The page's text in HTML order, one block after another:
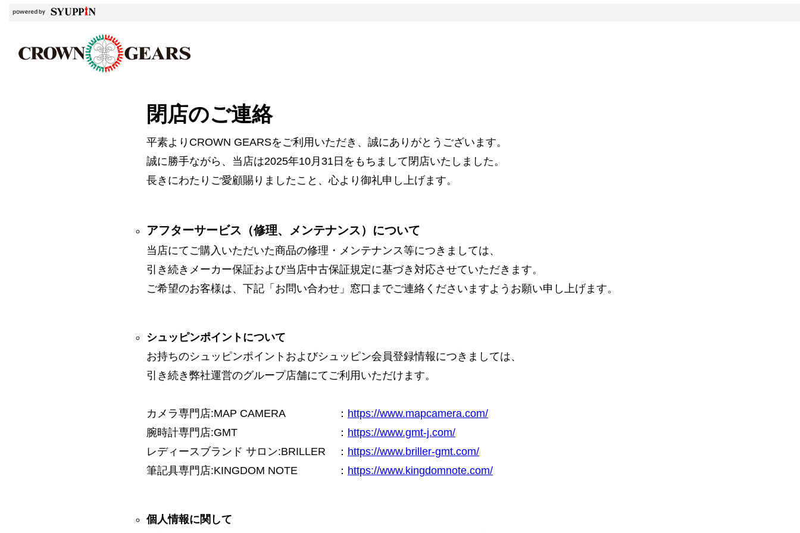
閉店のご連絡
平素よりCROWN GEARSをご利用いただき、誠にありがとうございます。
誠に勝手ながら、当店は2025年10月31日をもちまして閉店いたしました。
長きにわたりご愛顧賜りましたこと、心より御礼申し上げます。
アフターサービス（修理、メンテナンス）について
当店にてご購入いただいた商品の修理・メンテナンス等につきましては、
引き続きメーカー保証および当店中古保証規定に基づき対応させていただきます。
ご希望のお客様は、下記「お問い合わせ」窓口までご連絡くださいますようお願い申し上げます。
シュッピンポイントについて
お持ちのシュッピンポイントおよびシュッピン会員登録情報につきましては、
引き続き弊社運営のグループ店舗にてご利用いただけます。
カメラ専門店:MAP CAMERA ： https://www.mapcamera.com/
腕時計専門店:GMT
： https://www.gmt-j.com/
レディースブランド サロン:BRILLER
： https://www.briller-gmt.com/
筆記具専門店:KINGDOM NOTE
： https://www.kingdomnote.com/
個人情報に関して